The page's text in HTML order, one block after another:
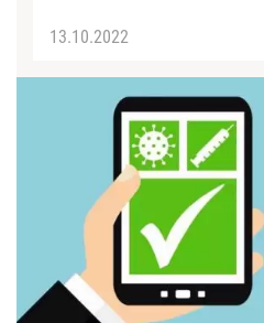
13.10.2022